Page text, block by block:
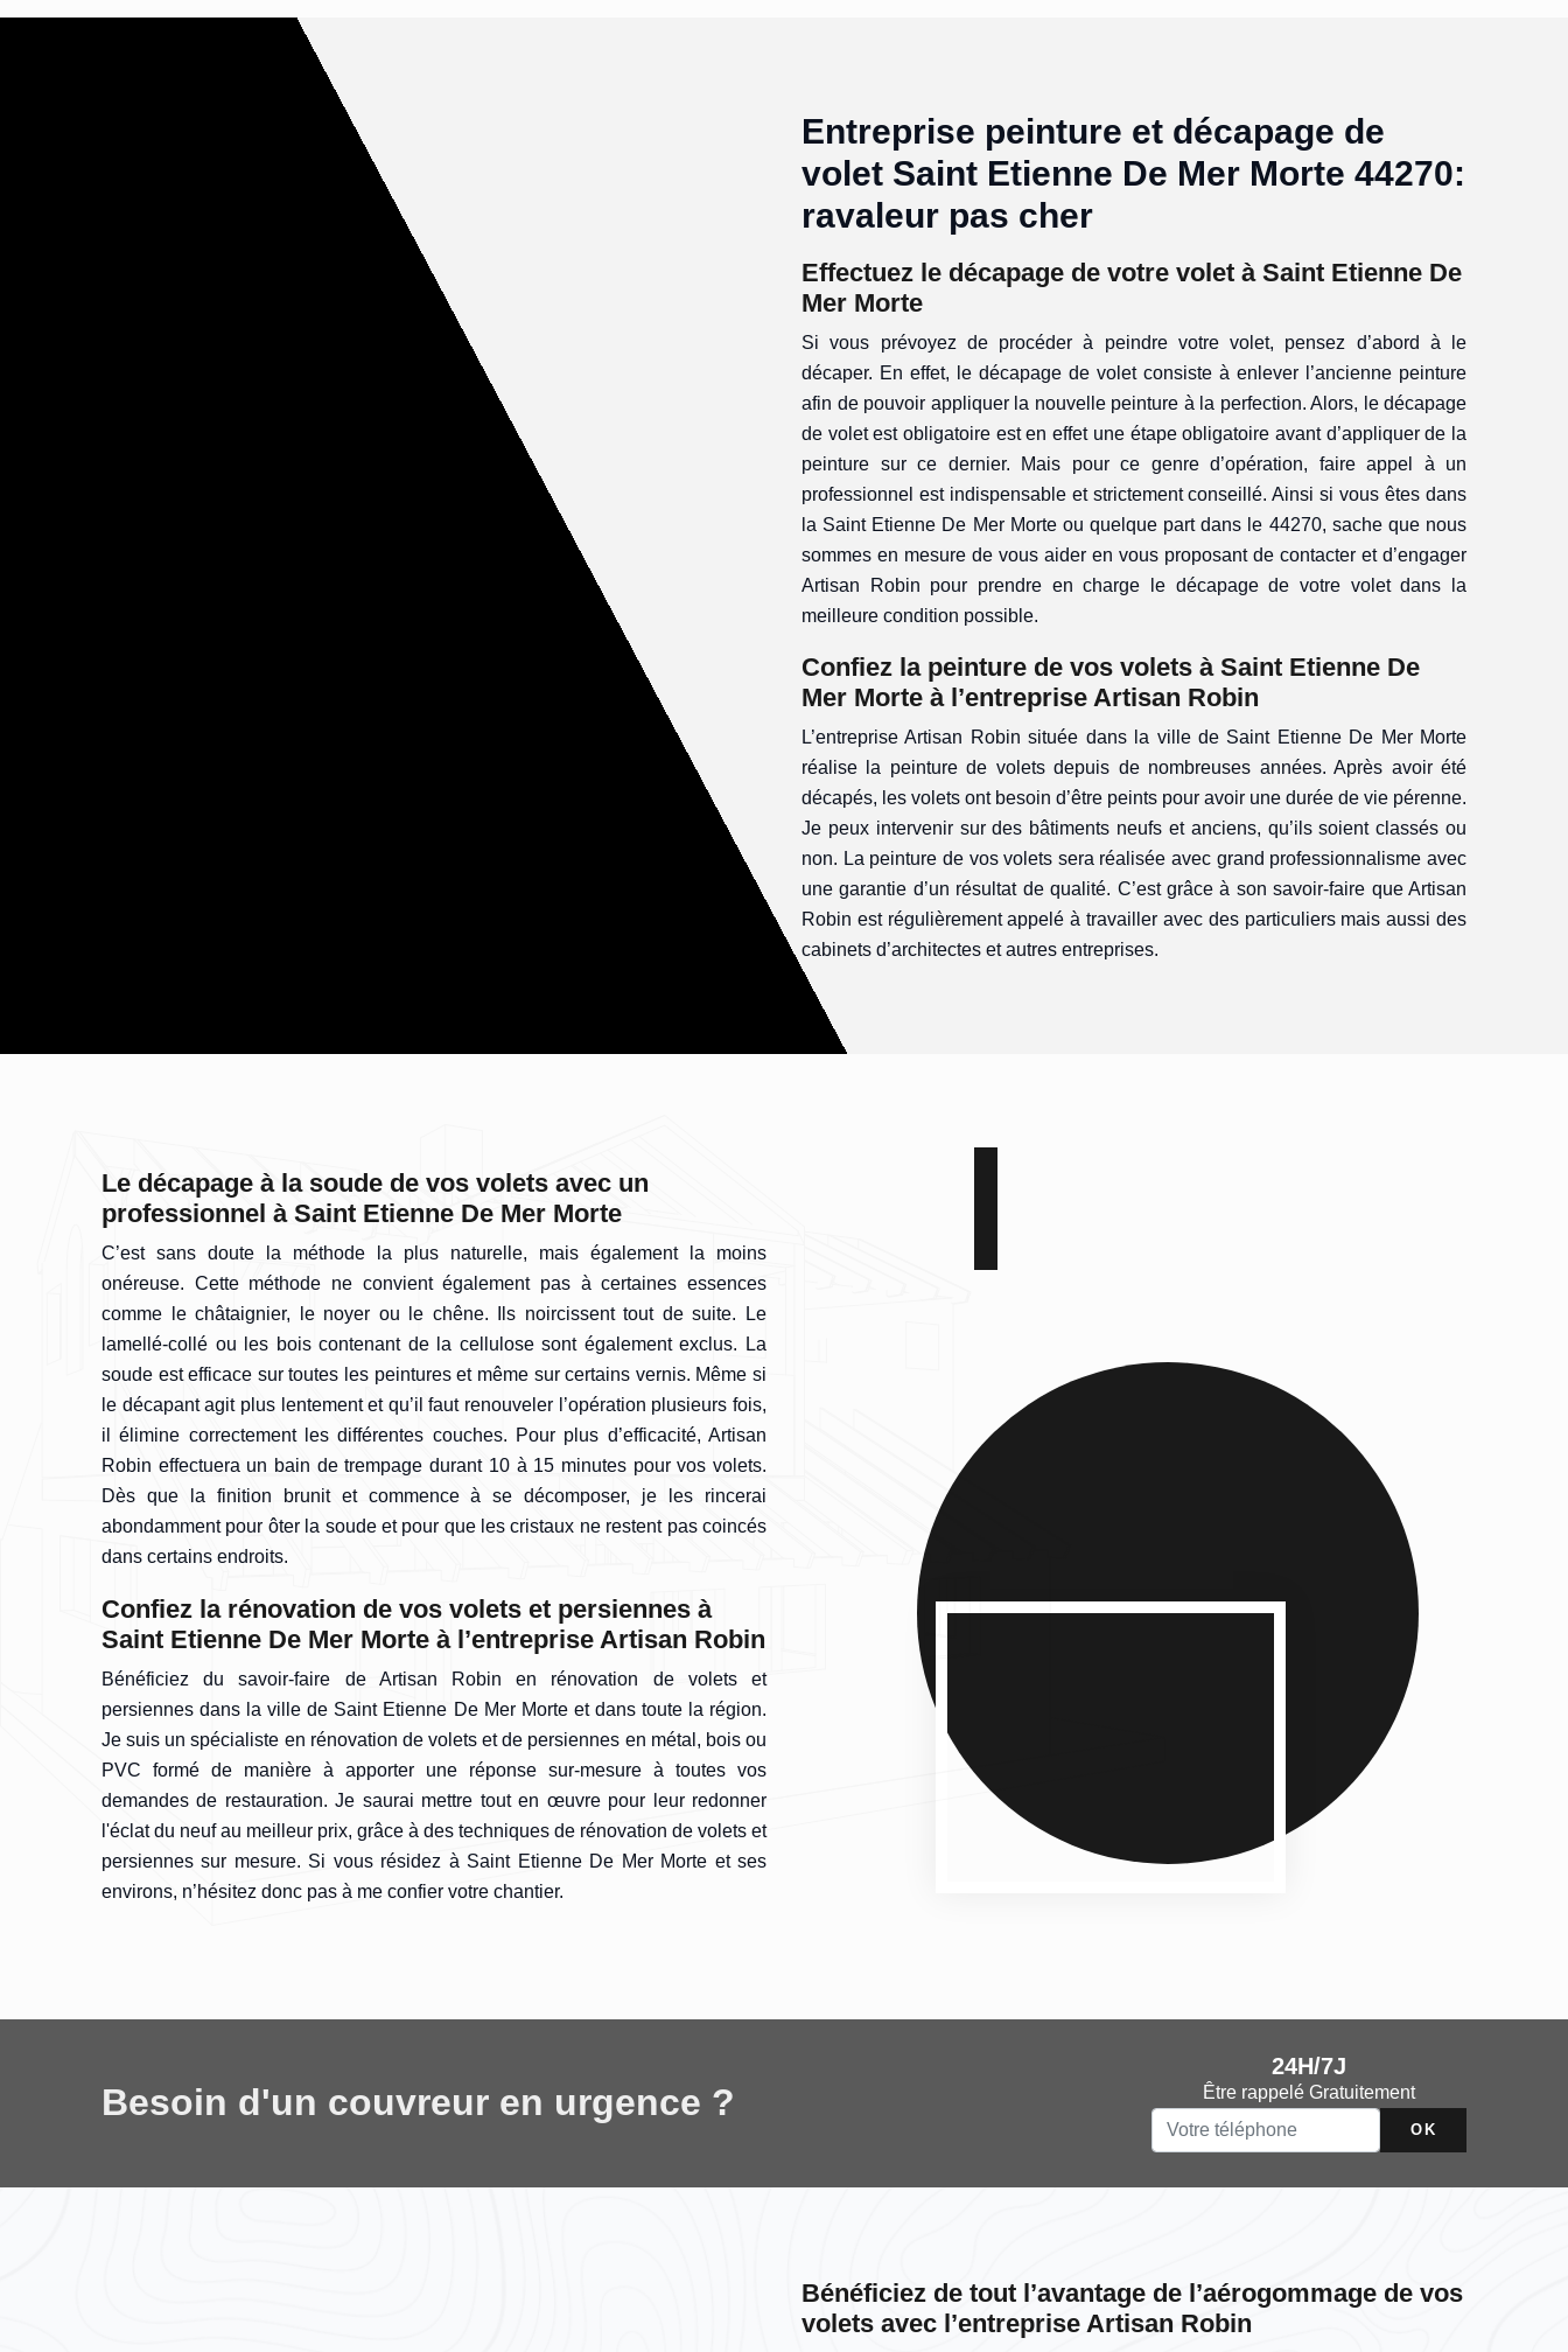
Entreprise peinture et décapage de
volet Saint Etienne De Mer Morte 44270:
ravaleur pas cher
Effectuez le décapage de votre volet à Saint Etienne De
Mer Morte
Si vous prévoyez de procéder à peindre votre volet, pensez d’abord à le
décaper. En effet, le décapage de volet consiste à enlever l’ancienne peinture
afin de pouvoir appliquer la nouvelle peinture à la perfection. Alors, le décapage
de volet est obligatoire est en effet une étape obligatoire avant d’appliquer de la
peinture sur ce dernier. Mais pour ce genre d’opération, faire appel à un
professionnel est indispensable et strictement conseillé. Ainsi si vous êtes dans
la Saint Etienne De Mer Morte ou quelque part dans le 44270, sache que nous
sommes en mesure de vous aider en vous proposant de contacter et d’engager
Artisan Robin pour prendre en charge le décapage de votre volet dans la
meilleure condition possible.
Confiez la peinture de vos volets à Saint Etienne De
Mer Morte à l’entreprise Artisan Robin
L’entreprise Artisan Robin située dans la ville de Saint Etienne De Mer Morte
réalise la peinture de volets depuis de nombreuses années. Après avoir été
décapés, les volets ont besoin d’être peints pour avoir une durée de vie pérenne.
Je peux intervenir sur des bâtiments neufs et anciens, qu’ils soient classés ou
non. La peinture de vos volets sera réalisée avec grand professionnalisme avec
une garantie d’un résultat de qualité. C’est grâce à son savoir-faire que Artisan
Robin est régulièrement appelé à travailler avec des particuliers mais aussi des
cabinets d’architectes et autres entreprises.
Le décapage à la soude de vos volets avec un
professionnel à Saint Etienne De Mer Morte
C’est sans doute la méthode la plus naturelle, mais également la moins
onéreuse. Cette méthode ne convient également pas à certaines essences
comme le châtaignier, le noyer ou le chêne. Ils noircissent tout de suite. Le
lamellé-collé ou les bois contenant de la cellulose sont également exclus. La
soude est efficace sur toutes les peintures et même sur certains vernis. Même si
le décapant agit plus lentement et qu’il faut renouveler l’opération plusieurs fois,
il élimine correctement les différentes couches. Pour plus d’efficacité, Artisan
Robin effectuera un bain de trempage durant 10 à 15 minutes pour vos volets.
Dès que la finition brunit et commence à se décomposer, je les rincerai
abondamment pour ôter la soude et pour que les cristaux ne restent pas coincés
dans certains endroits.
Confiez la rénovation de vos volets et persiennes à
Saint Etienne De Mer Morte à l’entreprise Artisan Robin
Bénéficiez du savoir-faire de Artisan Robin en rénovation de volets et
persiennes dans la ville de Saint Etienne De Mer Morte et dans toute la région.
Je suis un spécialiste en rénovation de volets et de persiennes en métal, bois ou
PVC formé de manière à apporter une réponse sur-mesure à toutes vos
demandes de restauration. Je saurai mettre tout en œuvre pour leur redonner
l'éclat du neuf au meilleur prix, grâce à des techniques de rénovation de volets et
persiennes sur mesure. Si vous résidez à Saint Etienne De Mer Morte et ses
environs, n’hésitez donc pas à me confier votre chantier.
Besoin d'un couvreur en urgence ?
24H/7J
Être rappelé Gratuitement
Bénéficiez de tout l’avantage de l’aérogommage de vos
volets avec l’entreprise Artisan Robin